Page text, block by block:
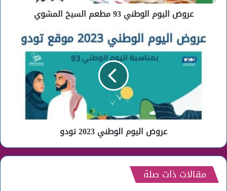
عروض اليوم الوطني 93 مطعم السيخ المشوي
عروض
اليوم
الوطني
عروض اليوم الوطني 2023 تودو
مقالات ذات صلة